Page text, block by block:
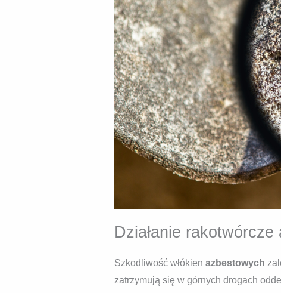
Działanie rakotwórcze
Szkodliwość włókien azbestowych
zatrzymują się w górnych drogach